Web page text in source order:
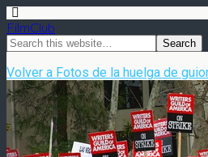
FilmClub
Volver a Fotos de la huelga de